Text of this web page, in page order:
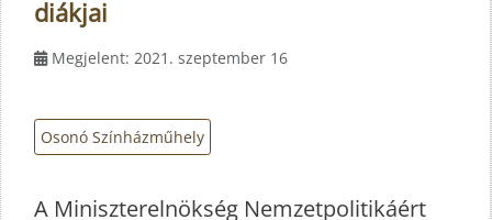
diákjai
Megjelent: 2021. szeptember 16
Osonó Színházműhely
A Miniszterelnökség Nemzetpolitikáért